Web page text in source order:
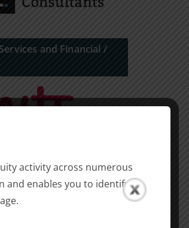
and Financial /
activity across numerous
and enables you to identify